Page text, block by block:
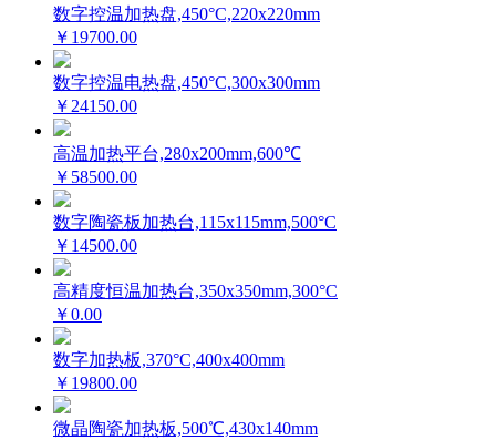
数字控温加热盘,450°C,220x220mm
￥19700.00
数字控温电热盘,450°C,300x300mm
￥24150.00
高温加热平台,280x200mm,600℃
￥58500.00
数字陶瓷板加热台,115x115mm,500°C
￥14500.00
高精度恒温加热台,350x350mm,300°C
￥0.00
数字加热板,370°C,400x400mm
￥19800.00
微晶陶瓷加热板,500℃,430x140mm